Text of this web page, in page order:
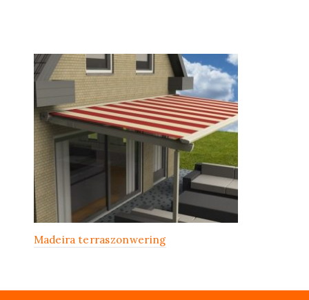
Madeira terraszonwering